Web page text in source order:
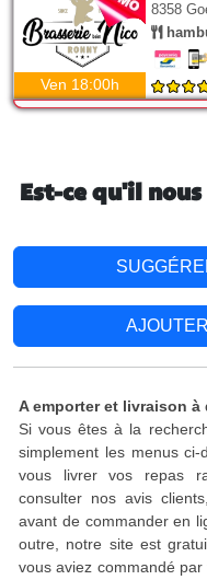
8358
Ven 18:00h
Est-ce qu'il
A emporter et livraison
Si vous êtes à la
simplement les menus
vous livrer vos repas
consulter nos avis
avant de commander en
outre, notre site est
vous aviez commandé